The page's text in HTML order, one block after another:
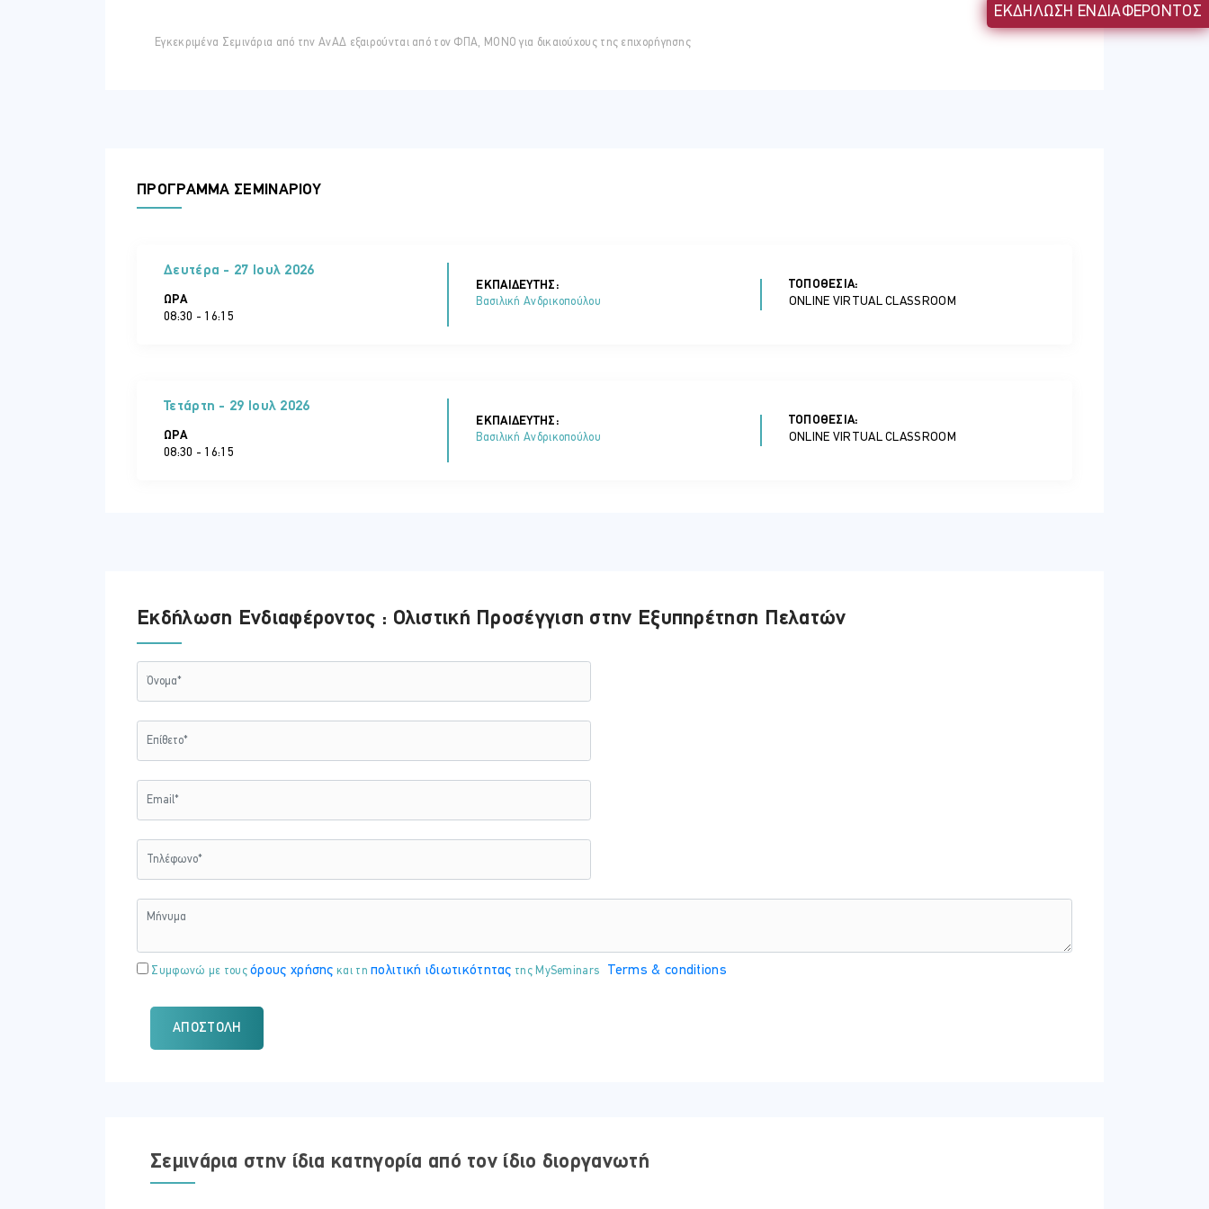
Άλλοι Βασικοί Κανόνες Γραφής
Εγκεκριμένα Σεμινάρια από την ΑνΑΔ εξαιρούνται από τον ΦΠΑ, ΜΟΝΟ για δικαιούχους της επιχορήγησης
ΠΡΟΓΡΑΜΜΑ ΣΕΜΙΝΑΡΙΟΥ
Δευτέρα - 27 Ιουλ 2026
ΏΡΑ
08:30 - 16:15
ΕΚΠΑΙΔΕΥΤΗΣ:
Βασιλική Ανδρικοπούλου
ΤΟΠΟΘΕΣΊΑ:
ONLINE VIRTUAL CLASSROOM
Τετάρτη - 29 Ιουλ 2026
ΏΡΑ
08:30 - 16:15
ΕΚΠΑΙΔΕΥΤΗΣ:
Βασιλική Ανδρικοπούλου
ΤΟΠΟΘΕΣΊΑ:
ONLINE VIRTUAL CLASSROOM
Εκδήλωση Ενδιαφέροντος : Ολιστική Προσέγγιση στην Εξυπηρέτηση Πελατών
Συμφωνώ με τουςόρους χρήσης και τη πολιτική ιδιωτικότητας της MySeminars Terms & conditions
ΑΠΟΣΤΟΛΉ
Σεμινάρια στην ίδια κατηγορία από τον ίδιο διοργανωτή
ΕΚΔΗΛΩΣΗ ΕΝΔΙΑΦΕΡΟΝΤΟΣ